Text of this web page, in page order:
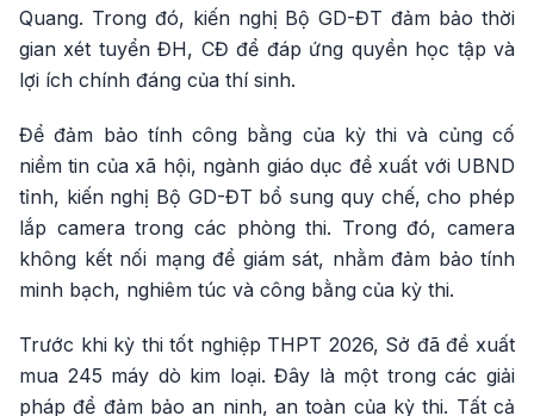
Quang. Trong đó, kiến nghị Bộ GD-ĐT đảm bảo thời
gian xét tuyển ĐH, CĐ để đáp ứng quyền học tập và
lợi ích chính đáng của thí sinh.
Để đảm bảo tính công bằng của kỳ thi và củng cố
niềm tin của xã hội, ngành giáo dục đề xuất với UBND
tỉnh, kiến nghị Bộ GD-ĐT bổ sung quy chế, cho phép
lắp camera trong các phòng thi. Trong đó, camera
không kết nối mạng để giám sát, nhằm đảm bảo tính
minh bạch, nghiêm túc và công bằng của kỳ thi.
Trước khi kỳ thi tốt nghiệp THPT 2026, Sở đã đề xuất
mua 245 máy dò kim loại. Đây là một trong các giải
pháp để đảm bảo an ninh, an toàn của kỳ thi. Tất cả